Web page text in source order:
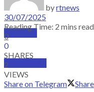
PRICING
SUBSCRIBE
byrtnews
30/07/2025
Reading Time: 2 mins read
0
0
SHARES
2
VIEWS
Share on Telegram